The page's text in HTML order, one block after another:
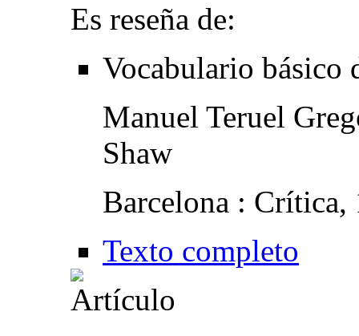
Es reseña de:
Vocabulario básico
Manuel Teruel
Shaw
Barcelona : Crítica,
Texto completo